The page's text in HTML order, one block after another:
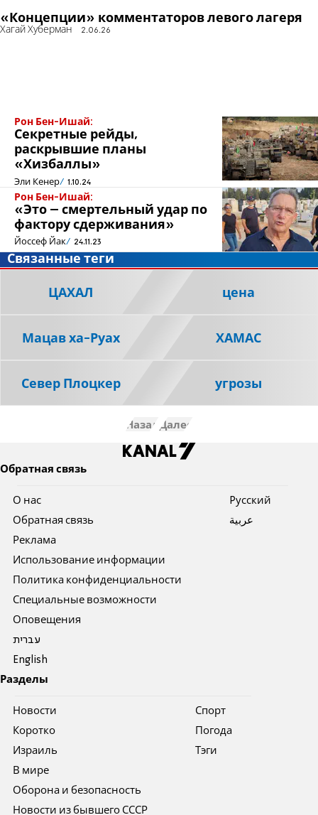
«Концепции» комментаторов левого лагеря
Хагай Хуберман 2.06.26
Рон Бен-Ишай:
Секретные рейды,
раскрывшие планы
«Хизбаллы»
Эли Кенер 1.10.24
Рон Бен-Ишай:
«Это – смертельный удар по
фактору сдерживания»
Йоссеф Йак 24.11.23
Связанные теги
ЦАХАЛ цена
Мацав ха-Руах ХАМАС
Север Плоцкер угрозы
Назад Далее
Обратная связь
О нас
Обратная связь
Реклама
Использование информации
Политика конфиденциальности
Специальные возможности
Оповещения
עברית
English
Pусский
عربية
Разделы
Новости
Коротко
Израиль
В мире
Оборона и безопасность
Новости из бывшего СССР
Спорт
Погода
Тэги